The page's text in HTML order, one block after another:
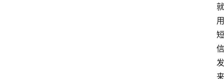
就
用
短
信
发
来